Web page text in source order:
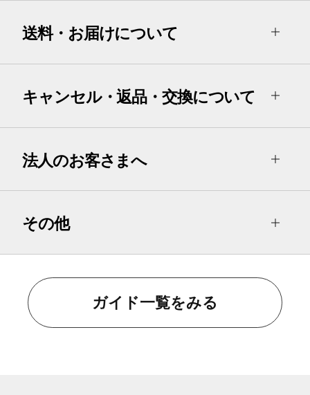
送料・お届けについて
キャンセル・返品・交換について
法人のお客さまへ
その他
ガイド一覧をみる